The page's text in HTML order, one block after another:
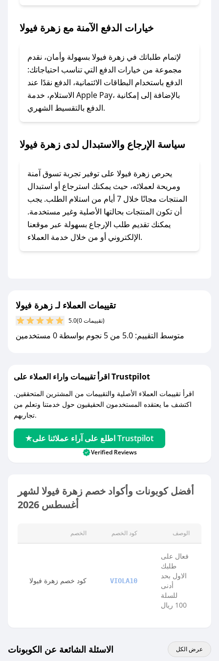
2. الصقه في خانة الدفع عند التسوق من زهرة فيولا.
### ماذا أفعل إذا لم يعمل كود الخصم؟
الرسائل الخاصة على تويتر أو البريد الإلكتروني،
وسنقوم بحل المشكلة في أسرع وقت ممكن.
### ماذا أفعل إذا لم أجد كود خصم لمتجري
المفضل؟
في حال عدم توفر كوبونات لمتجرك المفضل، يمكنك
أسرع وقت ممكن.
### كيف تحصل على كوبونات خصم حصرية من
زهرة فيولا؟
للحصول على كوبونات وخصومات حصرية، قم بما
يلي:
- اضغط على أيقونة متابعة لمتجر زهرة فيولا في
تطبيق صحصح.
مع صحصح، تسوق بذكاء ووفّر على كل مشترياتك مع
خيارات الدفع الآمنة مع زهرة فيولا
لإتمام طلباتك في زهرة فيولا بسهولة وأمان، نقدم
مجموعة من خيارات الدفع التي تناسب احتياجاتك:
الدفع باستخدام البطاقات الائتمانية، الدفع نقدًا عند
الاستلام، خدمة Apple Pay، بالإضافة إلى إمكانية
الدفع بالتقسيط الشهري.
سياسة الإرجاع والاستبدال لدى زهرة فيولا
يحرص زهرة فيولا على توفير تجربة تسوق آمنة
ومريحة لعملائه، حيث يمكنك استرجاع أو استبدال
المنتجات مجانًا خلال 7 أيام من استلام الطلب. يجب
أن تكون المنتجات بحالتها الأصلية وغير مستخدمة.
يمكنك تقديم طلب الإرجاع بسهولة عبر موقعنا
الإلكتروني أو من خلال خدمة العملاء.
تقييمات العملاء لـ زهرة فيولا
5.0 (0 تقييمات)
متوسط التقييم: 5.0 من 5 نجوم بواسطة 0 مستخدمين
اقرأ تقييمات واراء العملاء على Trustpilot
اقرأ تقييمات العملاء الأصلية والتقييمات من المشترين المتحققين.
اكتشف ما يعتقده المستخدمون الحقيقيون حول خدمتنا وتعلم من
تجاربهم.
اطلع على آراء عملائنا على Trustpilot
Verified Reviews
أفضل كوبونات وأكواد خصم زهرة فيولا لشهر
أغسطس 2026
الخصم كود الخصم الوصف
كود خصم زهرة فيولا VIOLA10
فعال على
طلبك
الاول بحد
أدنى
للسلة
100 ريال
الاسئلة الشائعة عن الكوبونات عرض الكل